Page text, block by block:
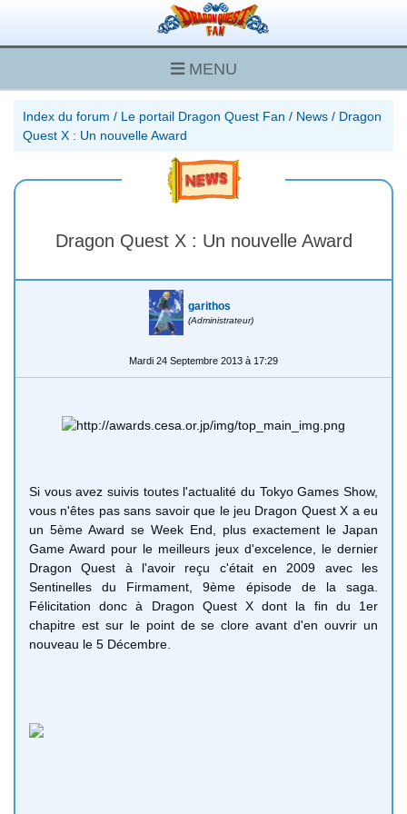
MENU
Index du forum / Le portail Dragon Quest Fan / News / Dragon
Quest X : Un nouvelle Award
Dragon Quest X : Un nouvelle Award
garithos
(Administrateur)
Mardi 24 Septembre 2013 à 17:29
Si vous avez suivis toutes l'actualité du Tokyo Games Show,
vous n'êtes pas sans savoir que le jeu Dragon Quest X a eu
un 5ème Award se Week End, plus exactement le Japan
Game Award pour le meilleurs jeux d'excelence, le dernier
Dragon Quest à l'avoir reçu c'était en 2009 avec les
Sentinelles du Firmament, 9ème épisode de la saga.
Félicitation donc à Dragon Quest X dont la fin du 1er
chapitre est sur le point de se clore avant d'en ouvrir un
nouveau le 5 Décembre.